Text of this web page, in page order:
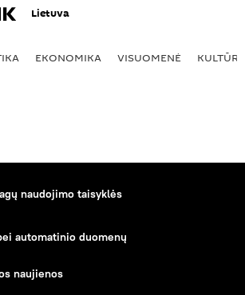
Lietuva
EKONOMIKA VISUOMENĖ KULTŪRA
naudojimo taisyklės
automatinio duomenų
naujienos